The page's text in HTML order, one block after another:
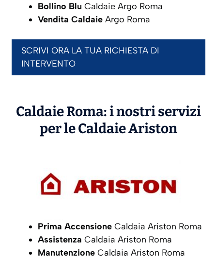
Bollino Blu Caldaie Argo Roma
Vendita Caldaie Argo Roma
SCRIVI ORA LA TUA RICHIESTA DI
INTERVENTO
Caldaie Roma: i nostri servizi
per le CaldaieAriston
Prima Accensione Caldaia Ariston Roma
Assistenza Caldaia Ariston Roma
Manutenzione Caldaia Ariston Roma